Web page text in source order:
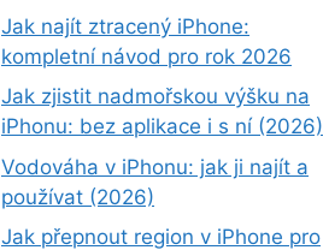
Jak najít ztracený iPhone:
kompletní návod pro rok 2026
Jak zjistit nadmořskou výšku na
iPhonu: bez aplikace i s ní (2026)
Vodováha v iPhonu: jak ji najít a
používat (2026)
Jak přepnout region v iPhone pro